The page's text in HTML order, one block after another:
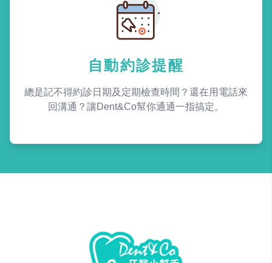
自動約診提醒
總是記不得約診日期及定期檢查時間？還在用電話來
回溝通？讓Dent&Co幫你通通一指搞定。